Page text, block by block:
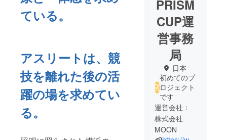
ている。
アスリートは、競
技を離れた後の活
躍の場を求めてい
る。
PRISM
CUP運
営事務
局
日本
初めてのプ
ロジェクト
です
運営会社：
株式会社
MOON